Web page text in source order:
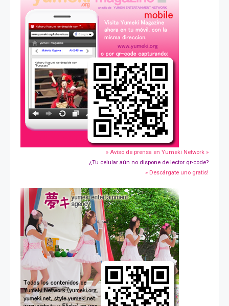
» Aviso de prensa en Yumeki Network »
¿Tu celular aún no dispone de lector qr-code?
» Descárgate uno gratis!